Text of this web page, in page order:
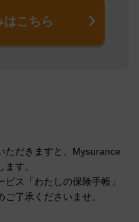
こちら
ただきますと、Mysurance
す。
ス「わたしの保険手帳」
了承くださいませ。